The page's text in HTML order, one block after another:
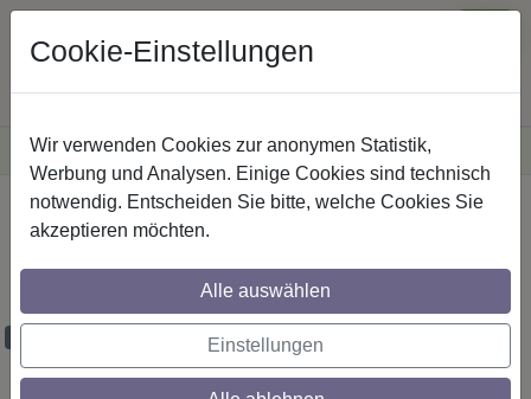
VersandkostenfreieLieferung innerhalb Deutschlands
Sichere Zahlung
Startseite Gardinenstangen Messing-Optik
mm Ø, 1-läufig, Modell PLATON - Verano
Cookie-Einstellungen
Wir verwenden Cookies zur anonymen Statistik,
Werbung und Analysen. Einige Cookies sind technisch
notwendig. Entscheiden Sie bitte, welche Cookies Sie
akzeptieren möchten.
Alle auswählen
Einstellungen